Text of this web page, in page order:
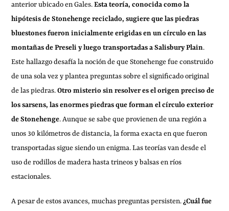
anterior ubicado en Gales.Esta teoría, conocida como la
hipótesis de Stonehenge reciclado, sugiere que las piedras
bluestones fueron inicialmente erigidas en un círculo en las
montañas de Preseli y luego transportadas a Salisbury Plain.
Este hallazgo desafía la noción de que Stonehenge fue construido
de una sola vez y plantea preguntas sobre el significado original
de las piedras.Otro misterio sin resolver es el origen preciso de
los sarsens, las enormes piedras que forman el círculo exterior
de Stonehenge. Aunque se sabe que provienen de una región a
unos 30 kilómetros de distancia, la forma exacta en que fueron
transportadas sigue siendo un enigma. Las teorías van desde el
uso de rodillos de madera hasta trineos y balsas en ríos
estacionales.
A pesar de estos avances, muchas preguntas persisten.¿Cuál fue